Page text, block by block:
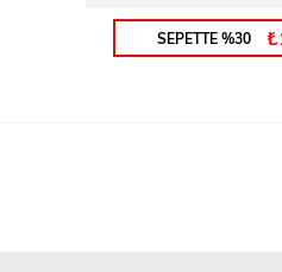
SEPETTE %30